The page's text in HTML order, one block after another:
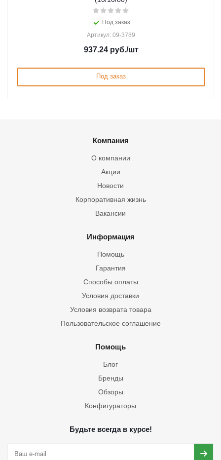
Под заказ
Артикул: 09-3789
937.24руб./шт
Под заказ
Компания
О компании
Акции
Новости
Корпоративная жизнь
Вакансии
Информация
Помощь
Гарантия
Способы оплаты
Условия доставки
Условия возврата товара
Пользовательское соглашение
Помощь
Блог
Бренды
Обзоры
Конфигураторы
Будьте всегда в курсе!